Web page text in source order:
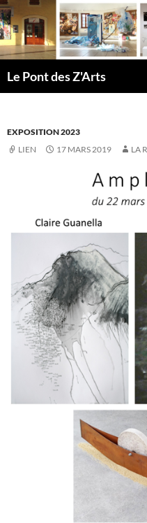
Aller
au
contenu
Le Pont des Z'Arts
EXPOSITION 2023
LIEN
17 MARS 2019 LA